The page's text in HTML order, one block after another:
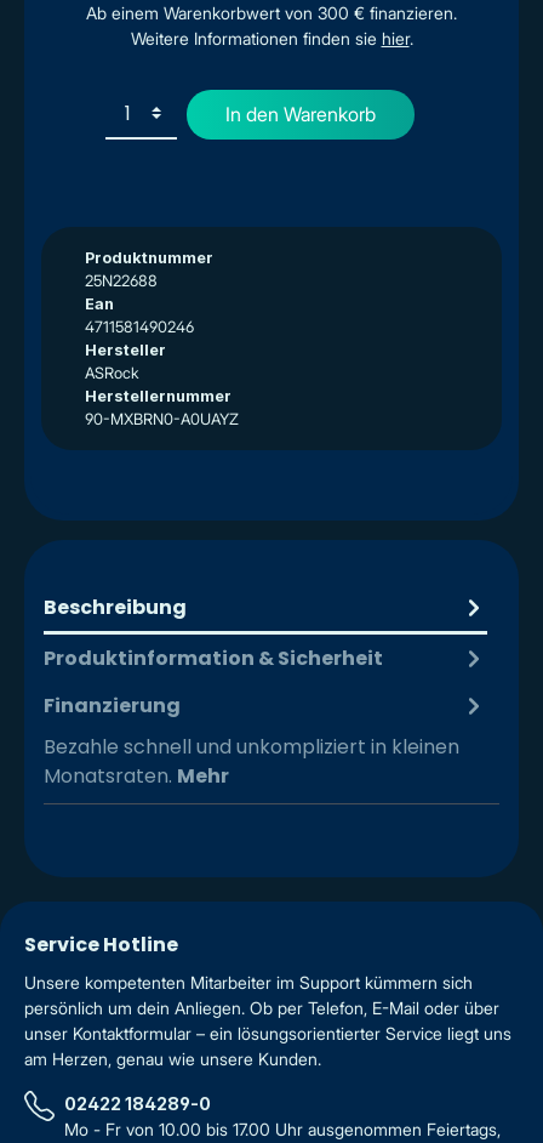
Produktnummer
25N22688
Ean
4711581490246
Hersteller
ASRock
Herstellernummer
90-MXBRN0-A0UAYZ
Ab einem Warenkorbwert von 300 € finanzieren.
Weitere Informationen finden sie hier.
In den Warenkorb
Beschreibung
Produktinformation & Sicherheit
Finanzierung
Bezahle schnell und unkompliziert in kleinen
Monatsraten. Mehr
Service Hotline
Unsere kompetenten Mitarbeiter im Support kümmern sich
persönlich um dein Anliegen. Ob per Telefon, E-Mail oder über
unser Kontaktformular – ein lösungsorientierter Service liegt uns
am Herzen, genau wie unsere Kunden.
02422 184289-0
Mo - Fr von 10.00 bis 17.00 Uhr ausgenommen Feiertags,